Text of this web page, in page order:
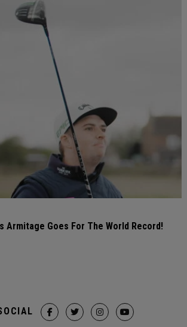
Armitage Goes For The World Record!